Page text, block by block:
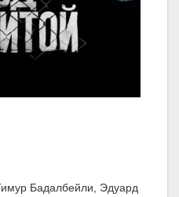
Бадалбейли, Эдуард